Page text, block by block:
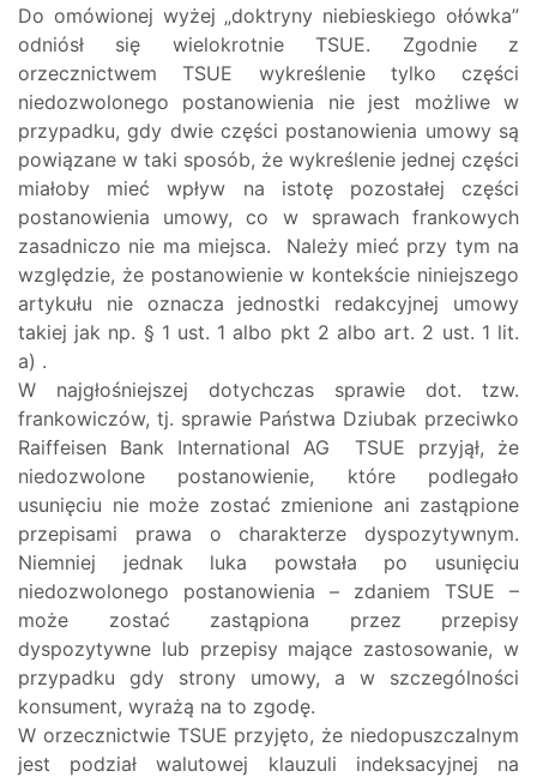
Do omówionej wyżej „doktryny niebieskiego ołówka”
odniósł się wielokrotnie TSUE. Zgodnie z
orzecznictwem TSUE wykreślenie tylko części
niedozwolonego postanowienia nie jest możliwe w
przypadku, gdy dwie części postanowienia umowy są
powiązane w taki sposób, że wykreślenie jednej części
miałoby mieć wpływ na istotę pozostałej części
postanowienia umowy, co w sprawach frankowych
zasadniczo nie ma miejsca. Należy mieć przy tym na
względzie, że postanowienie w kontekście niniejszego
artykułu nie oznacza jednostki redakcyjnej umowy
takiej jak np. § 1 ust. 1 albo pkt 2 albo art. 2 ust. 1 lit.
a) .
W najgłośniejszej dotychczas sprawie dot. tzw.
frankowiczów, tj. sprawie Państwa Dziubak przeciwko
Raiffeisen Bank International AG TSUE przyjął, że
niedozwolone postanowienie, które podlegało
usunięciu nie może zostać zmienione ani zastąpione
przepisami prawa o charakterze dyspozytywnym.
Niemniej jednak luka powstała po usunięciu
niedozwolonego postanowienia – zdaniem TSUE –
może zostać zastąpiona przez przepisy
dyspozytywne lub przepisy mające zastosowanie, w
przypadku gdy strony umowy, a w szczególności
konsument, wyrażą na to zgodę.
W orzecznictwie TSUE przyjęto, że niedopuszczalnym
jest podział walutowej klauzuli indeksacyjnej na